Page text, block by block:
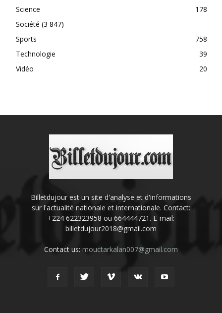
Science
178
Société (3 847)
Sports
758
Technologie
39
Vidéo
20
Billetdujour est un site d'analyse et d'informations
sur l'actualité nationale et internationale. Contact:
+224 622323958 ou 664444721. E-mail:
billetdujour2018@gmail.com
Contact us: mouctarkalan007@gmail.com